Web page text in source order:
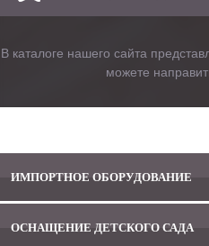
В каталоге нашего сайта
можете
ИМПОРТНОЕ ОБОРУДОВАНИЕ
ОСНАЩЕНИЕ ДЕТСКОГО САДА